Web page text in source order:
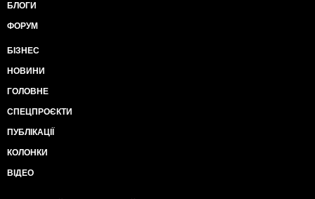
БЛОГИ
ФОРУМ
БІЗНЕС
НОВИНИ
ГОЛОВНЕ
СПЕЦПРОЄКТИ
ПУБЛІКАЦІЇ
КОЛОНКИ
ВІДЕО